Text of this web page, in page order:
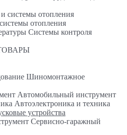
отопления
Системы контроля
Шиномонтажное
Автомобильный инструмент
Автоэлектроника и техника
устройства
Сервисно-гаражный